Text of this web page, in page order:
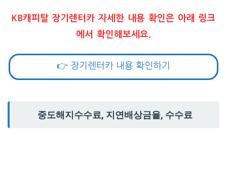
KB캐피탈 장기렌터카 자세한 내용 확인은 아래 링크
에서 확인해보세요.
👉 장기렌터카 내용 확인하기
중도해지수수료, 지연배상금율, 수수료